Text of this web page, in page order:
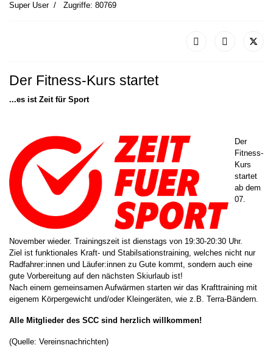
Super User Zugriffe: 80769
Der Fitness-Kurs startet
...es ist Zeit für Sport
Der
Fitness-
Kurs
startet
ab dem
07.
November wieder. Trainingszeit ist dienstags von 19:30-20:30 Uhr.
Ziel ist funktionales Kraft- und Stabilsationstraining, welches nicht nur
Radfahrer:innen und Läufer:innen zu Gute kommt, sondern auch eine
gute Vorbereitung auf den nächsten Skiurlaub ist!
Nach einem gemeinsamen Aufwärmen starten wir das Krafttraining mit
eigenem Körpergewicht und/oder Kleingeräten, wie z.B. Terra-Bändern.
Alle Mitglieder des SCC sind herzlich willkommen!
(Quelle: Vereinsnachrichten)